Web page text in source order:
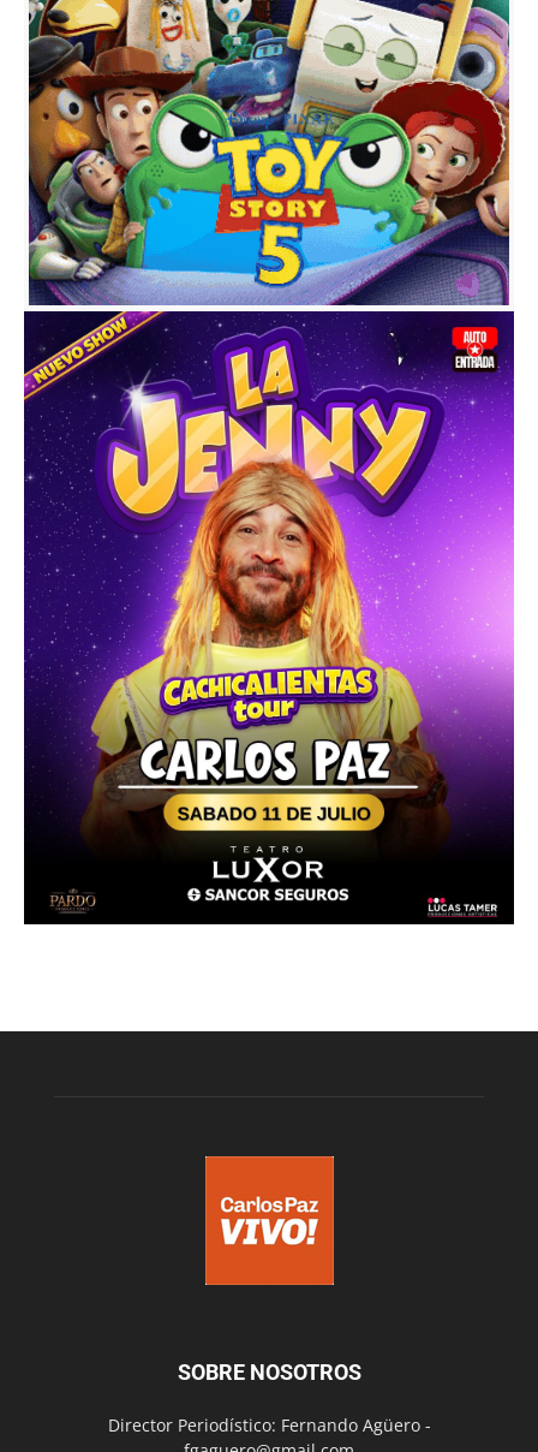
SOBRE NOSOTROS
Director Periodístico: Fernando Agüero -